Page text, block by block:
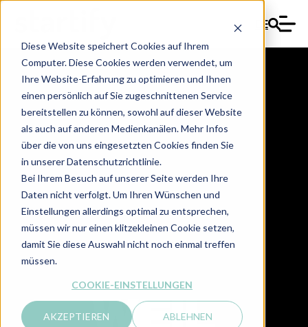
Diese Website speichert Cookies auf Ihrem
Computer. Diese Cookies werden verwendet, um
Ihre Website-Erfahrung zu optimieren und Ihnen
einen persönlich auf Sie zugeschnittenen Service
bereitstellen zu können, sowohl auf dieser Website
als auch auf anderen Medienkanälen. Mehr Infos
über die von uns eingesetzten Cookies finden Sie
in unserer Datenschutzrichtlinie.
Bei Ihrem Besuch auf unserer Seite werden Ihre
Daten nicht verfolgt. Um Ihren Wünschen und
Einstellungen allerdings optimal zu entsprechen,
müssen wir nur einen klitzekleinen Cookie setzen,
damit Sie diese Auswahl nicht noch einmal treffen
müssen.
COOKIE-EINSTELLUNGEN
AKZEPTIEREN ABLEHNEN
DE
Mittelstandstour
2023